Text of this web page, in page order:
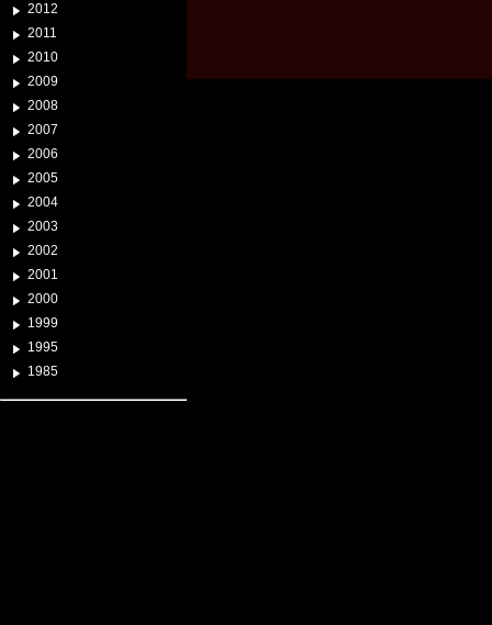
2012
2011
2010
2009
2008
2007
2006
2005
2004
2003
2002
2001
2000
1999
1995
1985